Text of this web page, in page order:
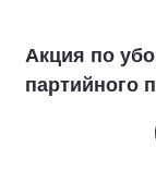
Акция по
партийного